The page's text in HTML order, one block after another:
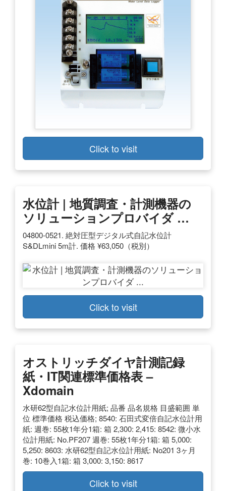
Click to visit
水位計 | 地質調査・計測機器の
ソリューションプロバイダ …
04800-0521. 絶対圧型デジタル式自記水位計
S&DLmini 5m計. 価格 ¥63,050（税別）
Click to visit
オストリッチダイヤ計測記録
紙・IT関連標準価格表 –
Xdomain
水研62型自記水位計用紙; 品番 品名規格 目盛範囲 単
位 標準価格 税込価格; 8540: 石田式変倍自記水位計用
紙: 週巻: 55枚1年分1箱: 箱 2,300: 2,415: 8542: 微小水
位計用紙: No.PF207 週巻: 55枚1年分1箱: 箱 5,000:
5,250: 8603: 水研62型自記水位計用紙: No201 3ヶ月
巻: 10巻入1箱: 箱 3,000: 3,150: 8617
Click to visit